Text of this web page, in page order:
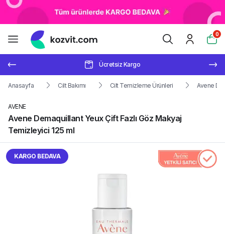
0
Ücretsiz Kargo
Anasayfa Cilt Bakımı Cilt Temizleme Ürünleri Avene
AVENE
Avene Demaquillant Yeux Çift Fazlı Göz Makyaj
Temizleyici 125 ml
KARGO BEDAVA